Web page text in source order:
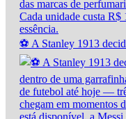
⚽ A Stanley 1913